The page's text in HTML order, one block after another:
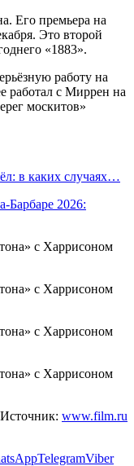
Его премьера на
Это второй
«1883».
работу на
работал с Миррен на
москитов»
в каких случаях…
Барбаре 2026:
Источник: www.film.ru
TelegramViber